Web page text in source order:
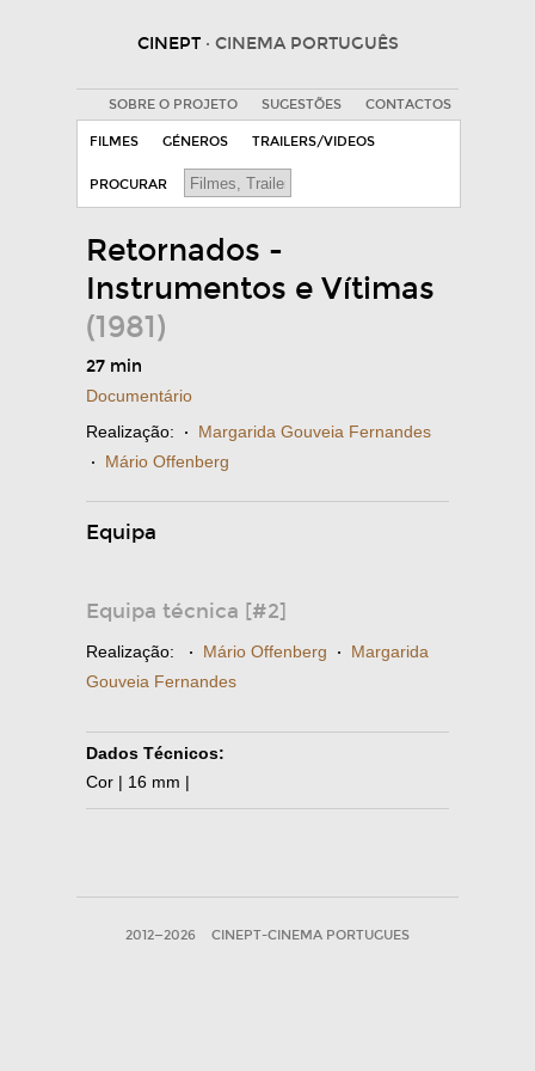
CINEPT · CINEMA PORTUGUÊS
SOBRE O PROJETO SUGESTÕES CONTACTOS
FILMES GÉNEROS TRAILERS/VIDEOS
PROCURAR
Retornados -
Instrumentos e Vítimas
(1981)
27 min
Documentário
Realização: · Margarida Gouveia Fernandes
· Mário Offenberg
Equipa
Equipa técnica [#2]
Realização: · Mário Offenberg · Margarida
Gouveia Fernandes
Dados Técnicos:
Cor | 16 mm |
2012—2026 CINEPT-CINEMA PORTUGUES